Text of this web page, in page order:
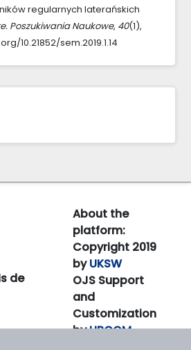
regularnych laterańskich
Poszukiwania Naukowe, 40(1),
10.21852/sem.2019.1.14
de
About the
platform:
Copyright 2019
byUKSW
OJS Support
and
Customization
byLIBCOM